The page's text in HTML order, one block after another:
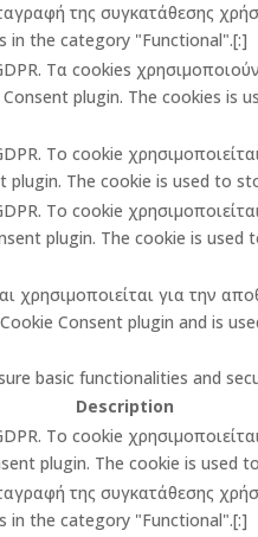
της συγκατάθεσης
in the category "Functional".[:]
Τα cookies
Consent plugin. The cookies
Το cookie
plugin. The cookie is used
Το cookie
plugin. The cookie is
χρησιμοποιείται για την
Consent plugin and is
basic functionalities and
Description
Το cookie
plugin. The cookie is
της συγκατάθεσης
in the category "Functional".[:]